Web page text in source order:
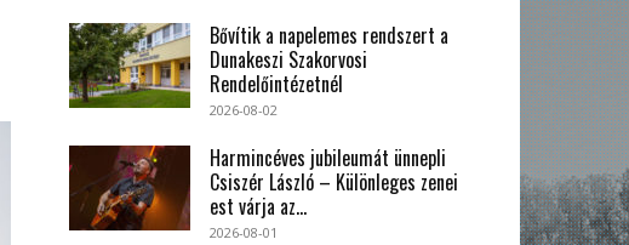
Bővítik a napelemes rendszert a
Dunakeszi Szakorvosi
Rendelőintézetnél
2026-08-02
Harmincéves jubileumát ünnepli
Csiszér László – Különleges zenei
est várja az...
2026-08-01